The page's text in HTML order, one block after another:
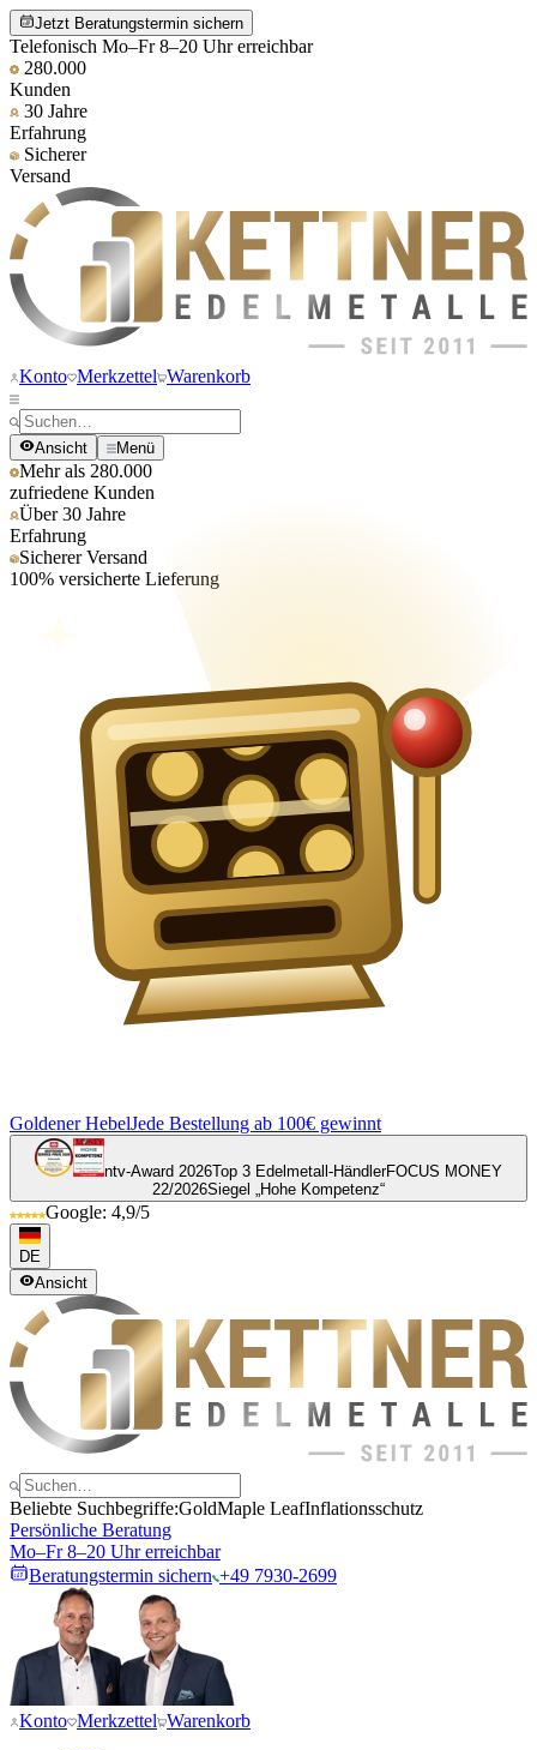
Jetzt Beratungstermin sichern
Telefonisch Mo–Fr 8–20 Uhr erreichbar
280.000
Kunden
30 Jahre
Erfahrung
Sicherer
Versand
Konto Merkzettel Warenkorb
Ansicht Menü
Mehr als 280.000
zufriedene Kunden
Über 30 Jahre
Erfahrung
Sicherer Versand
100% versicherte Lieferung
Goldener HebelJede Bestellung ab 100€ gewinnt
ntv-Award 2026Top 3 Edelmetall-HändlerFOCUS MONEY
22/2026Siegel „Hohe Kompetenz“
Google: 4,9/5
DE
Ansicht
Beliebte Suchbegriffe:GoldMaple LeafInflationsschutz
Persönliche Beratung
Mo–Fr 8–20 Uhr erreichbar
Beratungstermin sichern +49 7930-2699
Konto Merkzettel Warenkorb